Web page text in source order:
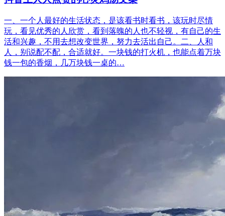
一、一个人最好的生活状态，是该看书时看书，该玩时尽情
玩，看见优秀的人欣赏，看到落魄的人也不轻视，有自己的生
活和兴趣，不用去想改变世界，努力去活出自己。二、人和
人，别说配不配，合适就好。一块钱的打火机，也能点着万块
钱一包的香烟，几万块钱一桌的…